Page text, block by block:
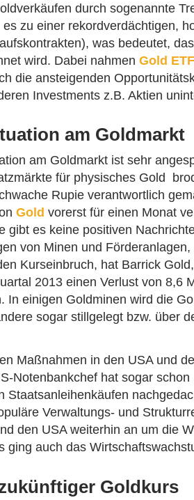
durch sogenannte
zu einer rekordverdächtigen,
was bedeutet,
wird. Dabei nahmen Gold ETF
die ansteigenden
Investments z.B. Aktien
am Goldmarkt
am Goldmarkt ist sehr
für physisches Gold
Rupie verantwortlich
Gold vorerst für einen Monat
gibt es keine positiven
von Minen und
Kurseinbruch, hat Barrick
2013 einen Verlust von 8,6
In einigen Goldminen wird die
sogar stillgelegt bzw. über
Maßnahmen in den USA und
Notenbankchef hat sogar
Staatsanleihenkäufen
Verwaltungs- und
den USA weiterhin an um die
ging auch das
Goldkurs